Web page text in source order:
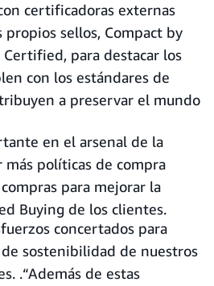
certificadoras externas
propios sellos, Compact by
para destacar los
con los estándares de
a preservar el mundo
en el arsenal de la
más políticas de compra
para mejorar la
Buying de los clientes.
concertados para
sostenibilidad de nuestros
.“Además de estas